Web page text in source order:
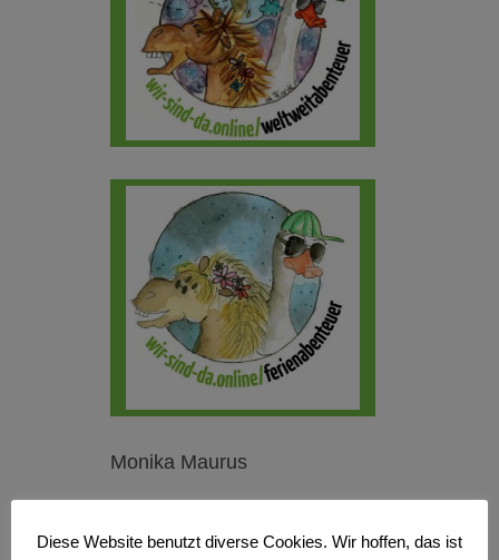
Monika Maurus
Diese Website benutzt diverse Cookies. Wir hoffen, das ist